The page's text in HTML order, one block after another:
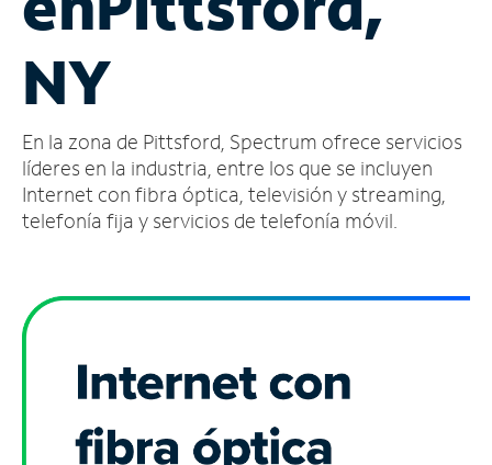
cuenta
Encuentra
tienda
NY
En la zona de Pittsford, Spectrum ofrece servicios
líderes en la industria, entre los que se incluyen
Internet con fibra óptica, televisión y streaming,
telefonía fija y servicios de telefonía móvil.